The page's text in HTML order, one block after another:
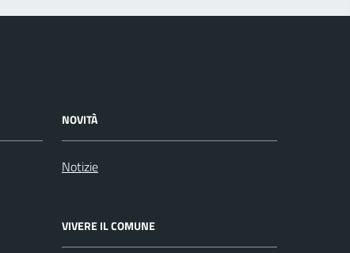
NOVITÀ
Notizie
VIVERE IL COMUNE